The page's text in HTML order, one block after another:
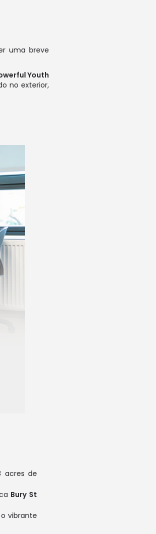
uma breve
Youth
no exterior,
acres de
Bury St
vibrante